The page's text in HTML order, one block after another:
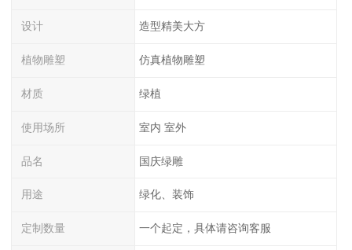
设计 造型精美大方
植物雕塑 仿真植物雕塑
材质 绿植
使用场所 室内 室外
品名 国庆绿雕
用途 绿化、装饰
定制数量 一个起定，具体请咨询客服